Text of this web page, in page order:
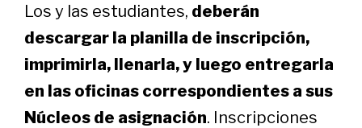
Los y las estudiantes, deberán
descargar la planilla de inscripción,
imprimirla, llenarla, y luego entregarla
en las oficinas correspondientes a sus
Núcleos de asignación. Inscripciones